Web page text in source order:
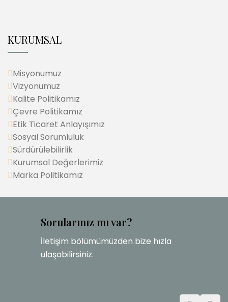
KURUMSAL
Misyonumuz
Vizyonumuz
Kalite Politikamız
Çevre Politikamız
Etik Ticaret Anlayışımız
Sosyal Sorumluluk
Sürdürülebilirlik
Kurumsal Değerlerimiz
Marka Politikamız
Sorularınız mı var?
İletişim bölümümüzden bize hızla
ulaşabilirsiniz.